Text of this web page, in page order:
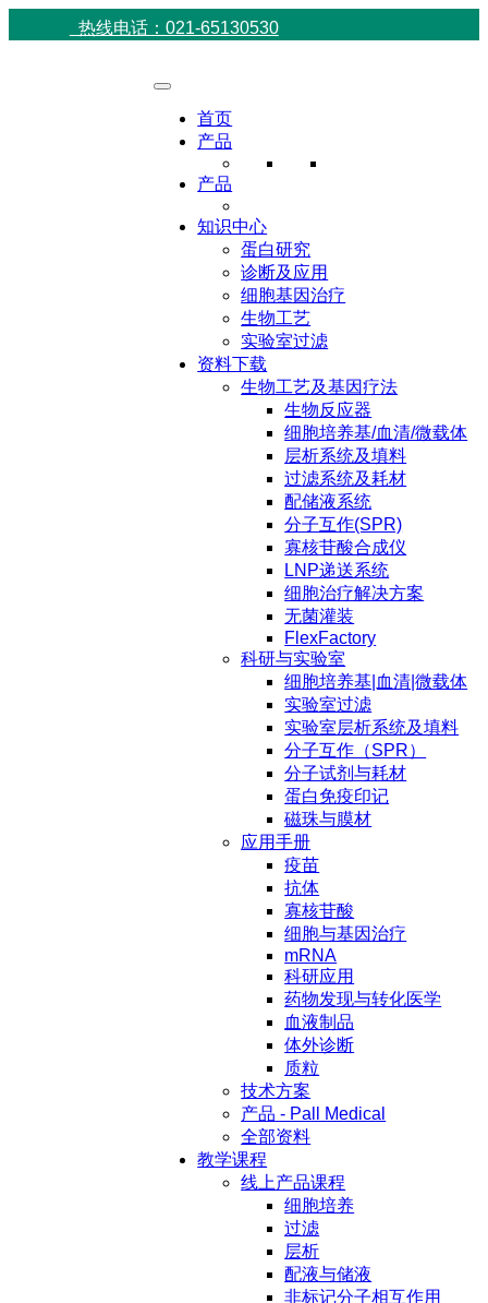
热线电话：021-65130530
首页
产品
产品
知识中心
蛋白研究
诊断及应用
细胞基因治疗
生物工艺
实验室过滤
资料下载
生物工艺及基因疗法
生物反应器
细胞培养基/血清/微载体
层析系统及填料
过滤系统及耗材
配储液系统
分子互作(SPR)
寡核苷酸合成仪
LNP递送系统
细胞治疗解决方案
无菌灌装
FlexFactory
科研与实验室
细胞培养基|血清|微载体
实验室过滤
实验室层析系统及填料
分子互作（SPR）
分子试剂与耗材
蛋白免疫印记
磁珠与膜材
应用手册
疫苗
抗体
寡核苷酸
细胞与基因治疗
mRNA
科研应用
药物发现与转化医学
血液制品
体外诊断
质粒
技术方案
产品 - Pall Medical
全部资料
教学课程
线上产品课程
细胞培养
过滤
层析
配液与储液
非标记分子相互作用